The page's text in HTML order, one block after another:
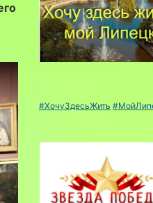
#ХочуЗдесьЖить